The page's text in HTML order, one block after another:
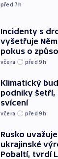
před 7h
Incidenty s
vyšetřuje
pokus o
včera před 9h
Klimatický
podniky šetří,
svícení
včera před 9h
Rusko
ukrajinské
Pobaltí, tvrdí